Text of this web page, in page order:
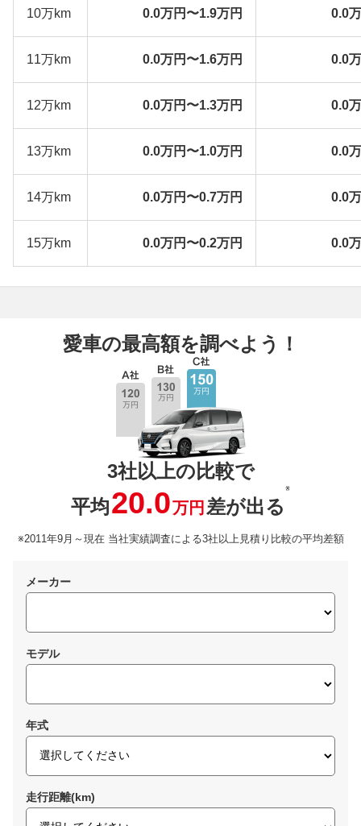
10万km 0.0万円〜1.9万円 0.0
11万km 0.0万円〜1.6万円 0.0
12万km 0.0万円〜1.3万円 0.0
13万km 0.0万円〜1.0万円 0.0
14万km 0.0万円〜0.7万円 0.0
15万km 0.0万円〜0.2万円 0.0
愛車の最高額を調べよう！
3社以上の比較で
平均20.0万円 差が出る
※
※2011年9月～現在 当社実績調査による3社以上見積り比較の平均差額
メーカー
モデル
年式
走行距離(km)